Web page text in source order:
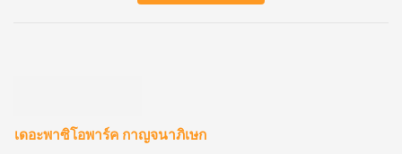
เดอะพาซิโอพาร์ค กาญจนาภิเษก